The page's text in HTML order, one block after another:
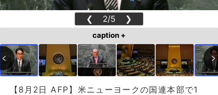
❮ 2/5 ❯
caption +
【8月2日 AFP】米ニューヨークの国連本部で1